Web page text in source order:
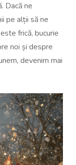
Dacă ne
pe alții să ne
frică, bucurie
noi și despre
devenim mai